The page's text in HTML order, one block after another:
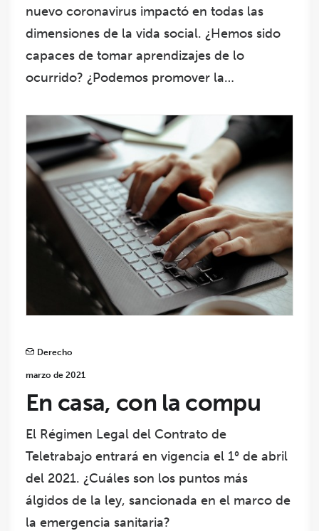
nuevo coronavirus impactó en todas las
dimensiones de la vida social. ¿Hemos sido
capaces de tomar aprendizajes de lo
ocurrido? ¿Podemos promover la…
Derecho
marzo de 2021
En casa, con la compu
El Régimen Legal del Contrato de
Teletrabajo entrará en vigencia el 1° de abril
del 2021. ¿Cuáles son los puntos más
álgidos de la ley, sancionada en el marco de
la emergencia sanitaria?